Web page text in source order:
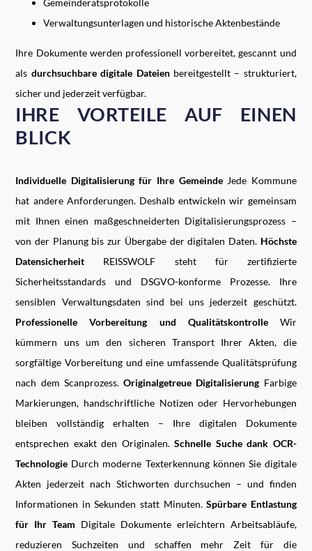
Gemeinderatsprotokolle
Verwaltungsunterlagen und historische Aktenbestände
Ihre Dokumente werden professionell vorbereitet, gescannt und
als durchsuchbare digitale Dateienbereitgestellt – strukturiert,
sicher und jederzeit verfügbar.
IHRE VORTEILE AUF EINEN
BLICK
Individuelle Digitalisierung für Ihre GemeindeJede Kommune
hat andere Anforderungen. Deshalb entwickeln wir gemeinsam
mit Ihnen einen maßgeschneiderten Digitalisierungsprozess –
von der Planung bis zur Übergabe der digitalen Daten. Höchste
Datensicherheit REISSWOLF steht für zertifizierte
Sicherheitsstandards und DSGVO-konforme Prozesse. Ihre
sensiblen Verwaltungsdaten sind bei uns jederzeit geschützt.
Professionelle Vorbereitung und QualitätskontrolleWir
kümmern uns um den sicheren Transport Ihrer Akten, die
sorgfältige Vorbereitung und eine umfassende Qualitätsprüfung
nach dem Scanprozess.Originalgetreue Digitalisierung Farbige
Markierungen, handschriftliche Notizen oder Hervorhebungen
bleiben vollständig erhalten – Ihre digitalen Dokumente
entsprechen exakt den Originalen.Schnelle Suche dank OCR-
Technologie Durch moderne Texterkennung können Sie digitale
Akten jederzeit nach Stichworten durchsuchen – und finden
Informationen in Sekunden statt Minuten.Spürbare Entlastung
für Ihr Team Digitale Dokumente erleichtern Arbeitsabläufe,
reduzieren Suchzeiten und schaffen mehr Zeit für die